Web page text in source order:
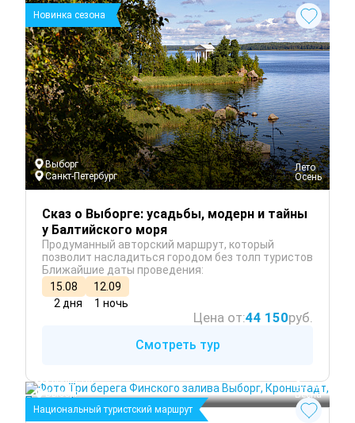
Выборг
Санкт-Петербург
Новинка сезона
Лето
Осень
Сказ о Выборге: усадьбы, модерн и тайны
у Балтийского моря
Продуманный авторский маршрут, который
позволит насладиться городом без толп туристов
Ближайшие даты проведения:
15.08
12.09
2 дня
1 ночь
Цена от:44 150руб.
Смотреть тур
Кронштадт
Выборг
Национальный туристский маршрут
Осень
Весна